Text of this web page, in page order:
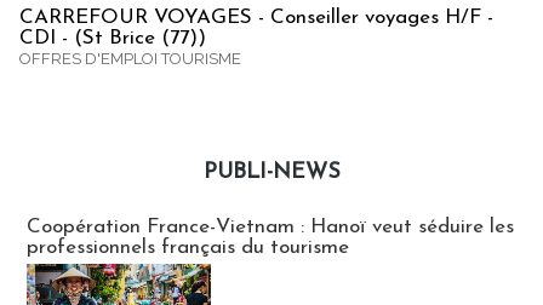
CARREFOUR VOYAGES - Conseiller voyages H/F -
CDI - (St Brice (77))
OFFRES D'EMPLOI TOURISME
PUBLI-NEWS
Coopération France-Vietnam : Hanoï veut séduire les
professionnels français du tourisme